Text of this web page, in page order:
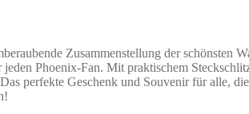
Zusammenstellung der
Phoenix-Fan. Mit praktischem
perfekte Geschenk und Souvenir für alle,